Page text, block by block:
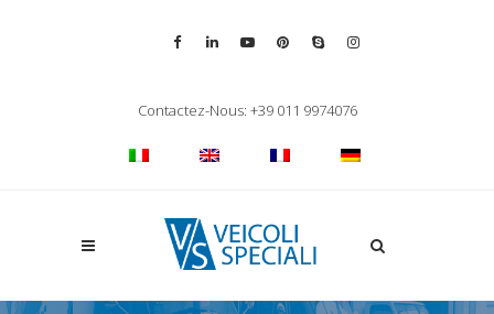
Contactez-Nous: +39 011 9974076
Apri la ricerca